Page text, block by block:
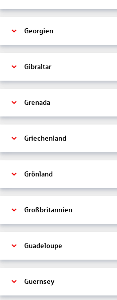
Georgien
Gibraltar
Grenada
Griechenland
Grönland
Großbritannien
Guadeloupe
Guernsey